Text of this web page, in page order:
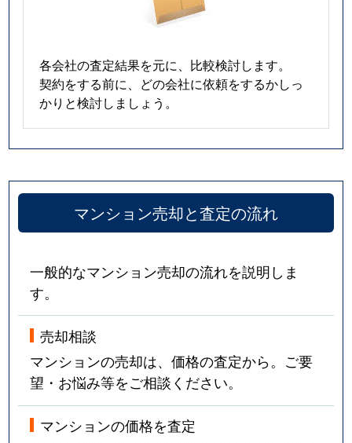
各会社の査定結果を元に、比較検討します。
契約をする前に、どの会社に依頼をするかしっ
かりと検討しましょう。
マンション売却と査定の流れ
一般的なマンション売却の流れを説明しま
す。
売却相談
マンションの売却は、価格の査定から。ご要
望・お悩み等をご相談ください。
マンションの価格を査定